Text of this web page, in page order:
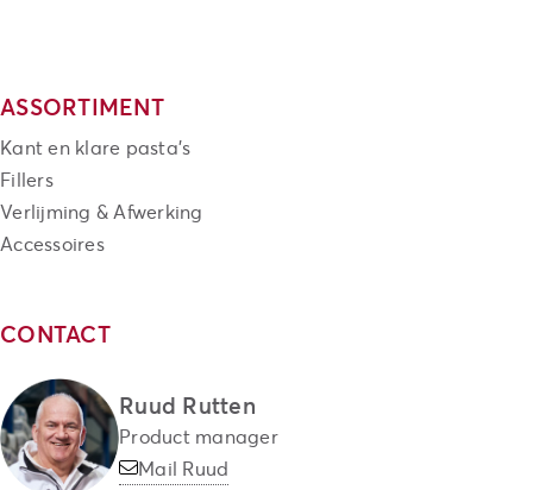
ASSORTIMENT
Kant en klare pasta's
Fillers
Verlijming & Afwerking
Accessoires
CONTACT
Ruud Rutten
Product manager
Mail Ruud